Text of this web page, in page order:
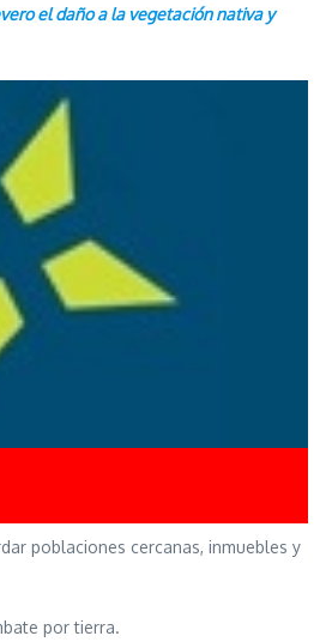
el daño a la vegetación nativa y
poblaciones cercanas, inmuebles y
por tierra.